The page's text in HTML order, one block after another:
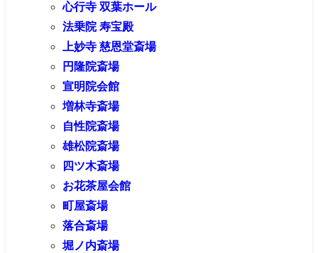
心行寺 双葉ホール
法乗院 寿宝殿
上妙寺 慈恩堂斎場
円隆院斎場
宣明院会館
増林寺斎場
自性院斎場
雄松院斎場
四ツ木斎場
お花茶屋会館
町屋斎場
落合斎場
堀ノ内斎場